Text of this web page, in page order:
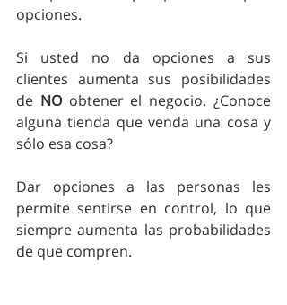
opciones.
Si usted no da opciones a sus
clientes aumenta sus posibilidades
de NO obtener el negocio. ¿Conoce
alguna tienda que venda una cosa y
sólo esa cosa?
Dar opciones a las personas les
permite sentirse en control, lo que
siempre aumenta las probabilidades
de que compren.